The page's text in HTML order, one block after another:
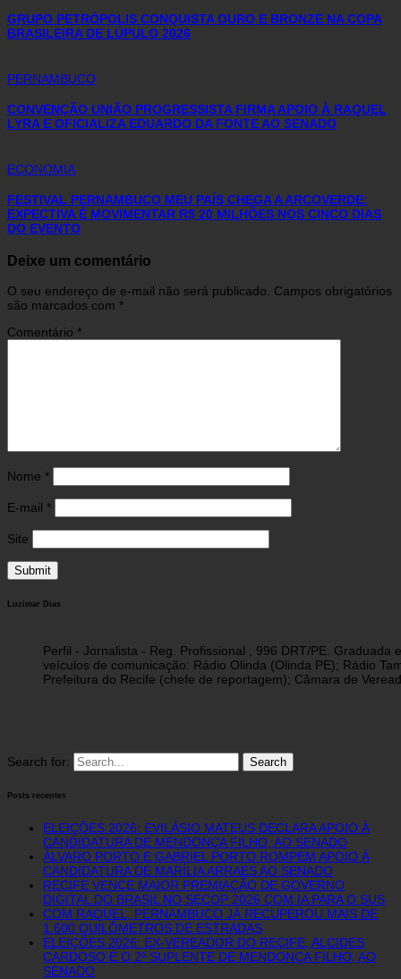
GRUPO PETRÓPOLIS CONQUISTA OURO E BRONZE NA COPA
BRASILEIRA DE LÚPULO 2026
PERNAMBUCO
CONVENÇÃO UNIÃO PROGRESSISTA FIRMA APOIO À RAQUEL
LYRA E OFICIALIZA EDUARDO DA FONTE AO SENADO
ECONOMIA
FESTIVAL PERNAMBUCO MEU PAÍS CHEGA A ARCOVERDE:
EXPECTIVA É MOVIMENTAR R$ 20 MILHÕES NOS CINCO DIAS
DO EVENTO
Deixe um comentário
O seu endereço de e-mail não será publicado. Campos obrigatórios
são marcados com *
Comentário *
Nome *
E-mail *
Site
Luzimar Dias
Perfil - Jornalista - Reg. Profissional , 996 DRT/PE.
veículos de comunicação: Rádio Olinda (Olinda PE); Rádio
Prefeitura do Recife (chefe de reportagem); Câmara de
Search for:
Posts recentes
ELEIÇÕES 2026: EVILÁSIO MATEUS DECLARA APOIO À
CANDIDATURA DE MENDONÇA FILHO, AO SENADO
ÁLVARO PORTO E GABRIEL PORTO ROMPEM APOIO À
CANDIDATURA DE MARÍLIA ARRAES AO SENADO
RECIFE VENCE MAIOR PREMIAÇÃO DE GOVERNO
DIGITAL DO BRASIL NO SECOP 2026 COM IA PARA O SUS
COM RAQUEL, PERNAMBUCO JÁ RECUPEROU MAIS DE
1.600 QUILÔMETROS DE ESTRADAS
ELEIÇÕES 2026: EX-VEREADOR DO RECIFE, ALCIDES
CARDOSO É O 2º SUPLENTE DE MENDONÇA FILHO, AO
SENADO